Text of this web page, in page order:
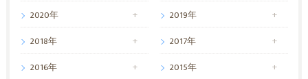
2020年
2019年
2018年
2017年
2016年
2015年